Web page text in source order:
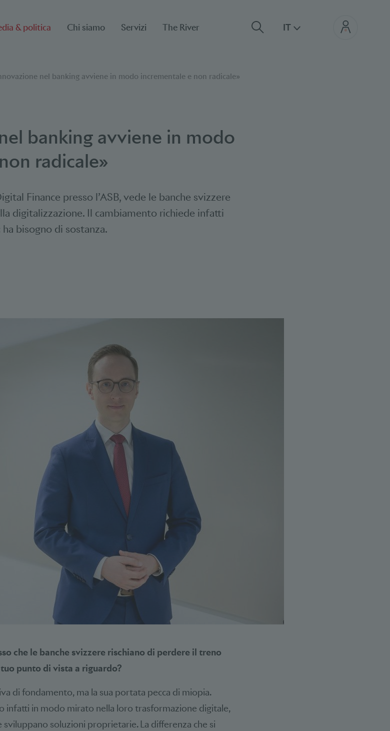
& politica Chi siamo Servizi The River IT
nel banking avviene in modo incrementale e non radicale»
banking avviene in modo
radicale»
Finance presso l’ASB, vede le banche svizzere
digitalizzazione. Il cambiamento richiede infatti
bisogno di sostanza.
che le banche svizzere rischiano di perdere il treno
punto di vista a riguardo?
di fondamento, ma la sua portata pecca di miopia.
infatti in modo mirato nella loro trasformazione digitale,
sviluppano soluzioni proprietarie. La differenza che si